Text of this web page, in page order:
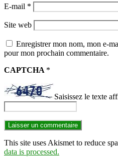
E-mail *
Site web
Enregistrer mon nom, mon e-
pour mon prochain commentaire.
CAPTCHA *
Saisissez le texte
This site uses Akismet to reduce
data is processed.